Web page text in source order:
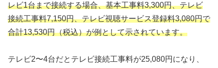
レビ1台まで接続する場合、基本工事料3,300円、テレビ
接続工事料7,150円、テレビ視聴サービス登録料3,080円で
合計13,530円（税込）が例として示されています。
テレビ2〜4台だとテレビ接続工事料が25,080円になり、